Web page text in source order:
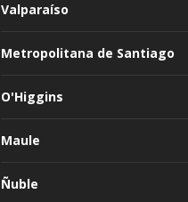
Valparaíso
Metropolitana de Santiago
O'Higgins
Maule
Ñuble